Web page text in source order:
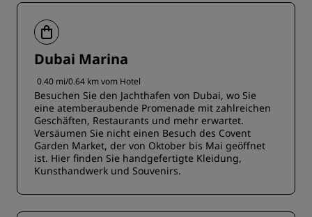
Dubai Marina
0.40 mi/0.64 km vom Hotel
Besuchen Sie den Jachthafen von Dubai, wo Sie
eine atemberaubende Promenade mit zahlreichen
Geschäften, Restaurants und mehr erwartet.
Versäumen Sie nicht einen Besuch des Covent
Garden Market, der von Oktober bis Mai geöffnet
ist. Hier finden Sie handgefertigte Kleidung,
Kunsthandwerk und Souvenirs.